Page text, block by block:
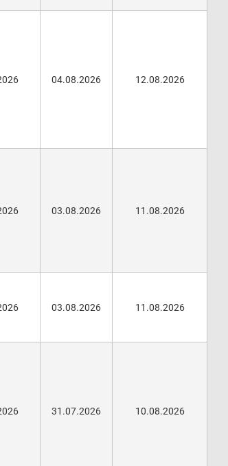
04.08.2026 12.08.2026
03.08.2026 11.08.2026
03.08.2026 11.08.2026
31.07.2026 10.08.2026